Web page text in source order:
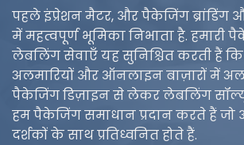
पहले इंप्रेशन मैटर, और पैकेजिंग ब्रांडिंग
में महत्वपूर्ण भूमिका निभाता है. हमारी
लेबलिंग सेवाएँ यह सुनिश्चित करती हैं
अलमारियों और ऑनलाइन बाज़ारों में
पैकेजिंग डिज़ाइन से लेकर लेबलिंग
हम पैकेजिंग समाधान प्रदान करते हैं जो
दर्शकों के साथ प्रतिध्वनित होते हैं.